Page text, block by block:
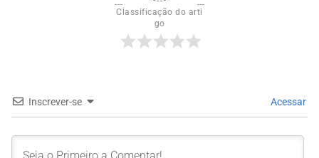
Classificação do arti
go
Inscrever-se Acessar